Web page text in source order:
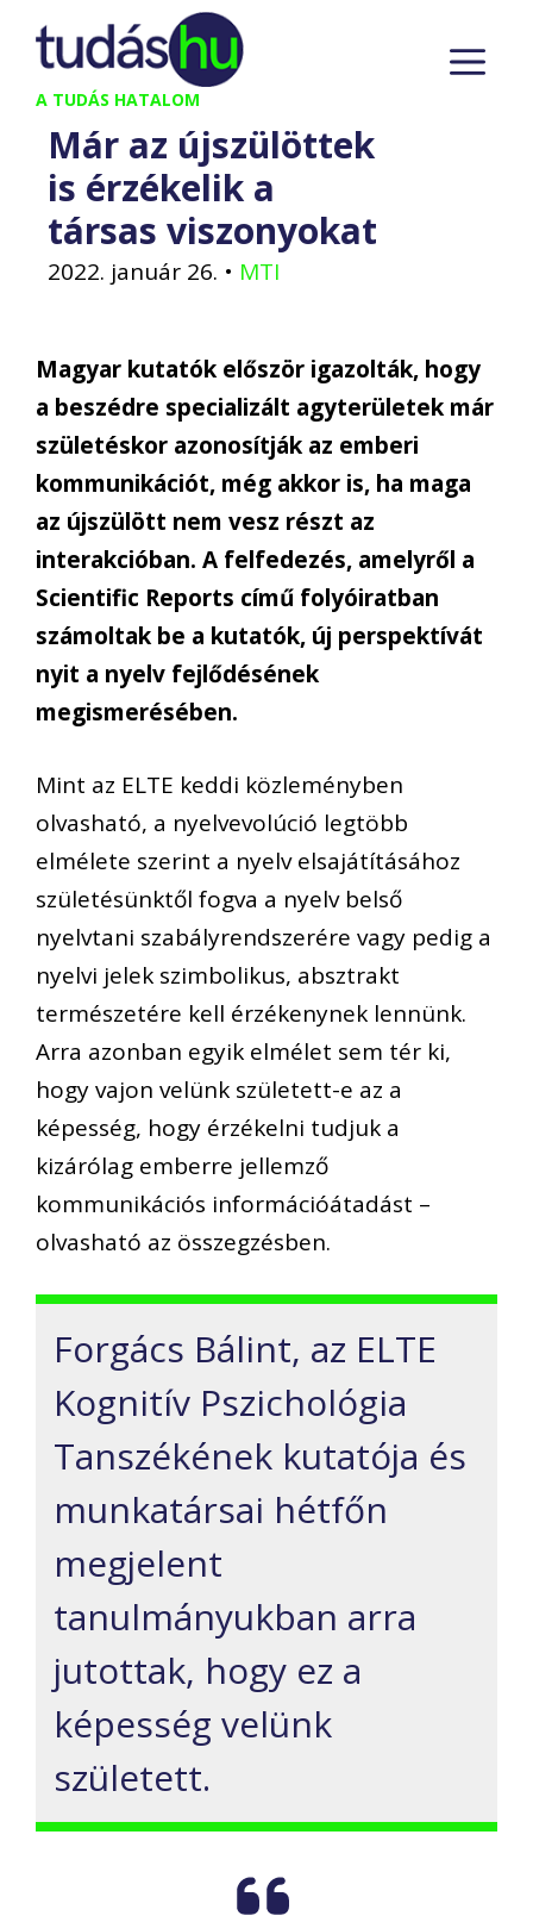
Kilépés
tartalomba
A TUDÁS HATALOM
Már az újszülöttek
is érzékelik a
társas viszonyokat
2022. január 26. • MTI
Magyar kutatók először igazolták, hogy
a beszédre specializált agyterületek már
születéskor azonosítják az emberi
kommunikációt, még akkor is, ha maga
az újszülött nem vesz részt az
interakcióban. A felfedezés, amelyről a
Scientific Reports című folyóiratban
számoltak be a kutatók, új perspektívát
nyit a nyelv fejlődésének
megismerésében.
Mint az ELTE keddi közleményben
olvasható, a nyelvevolúció legtöbb
elmélete szerint a nyelv elsajátításához
születésünktől fogva a nyelv belső
nyelvtani szabályrendszerére vagy pedig a
nyelvi jelek szimbolikus, absztrakt
természetére kell érzékenynek lennünk.
Arra azonban egyik elmélet sem tér ki,
hogy vajon velünk született-e az a
képesség, hogy érzékelni tudjuk a
kizárólag emberre jellemző
kommunikációs információátadást –
olvasható az összegzésben.
Forgács Bálint, az ELTE
Kognitív Pszichológia
Tanszékének kutatója és
munkatársai hétfőn
megjelent
tanulmányukban arra
jutottak, hogy ez a
képesség velünk
született.